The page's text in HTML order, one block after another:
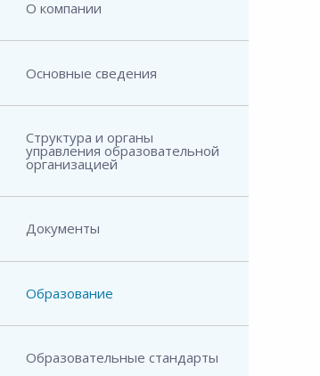
О компании
Основные сведения
Структура и органы
управления образовательной
организацией
Документы
Образование
Образовательные стандарты